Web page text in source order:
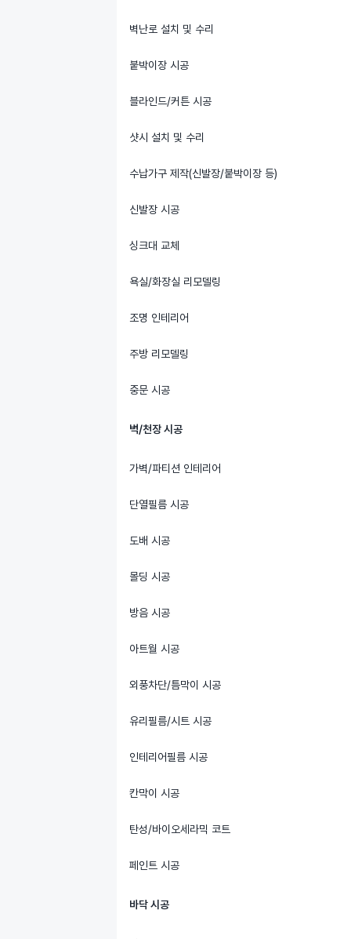
벽난로 설치 및 수리
붙박이장 시공
블라인드/커튼 시공
샷시 설치 및 수리
수납가구 제작(신발장/붙박이장 등)
신발장 시공
싱크대 교체
욕실/화장실 리모델링
조명 인테리어
주방 리모델링
중문 시공
벽/천장 시공
가벽/파티션 인테리어
단열필름 시공
도배 시공
몰딩 시공
방음 시공
아트월 시공
외풍차단/틈막이 시공
유리필름/시트 시공
인테리어필름 시공
칸막이 시공
탄성/바이오세라믹 코트
페인트 시공
바닥 시공